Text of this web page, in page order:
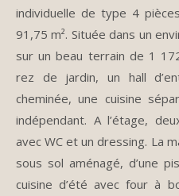
individuelle de type 4
91,75 m². Située dans un
sur un beau terrain de 1
rez de jardin, un hall
cheminée, une cuisine
indépendant. A l’étage,
avec WC et un dressing. La
sous sol aménagé, d’une
cuisine d’été avec four à